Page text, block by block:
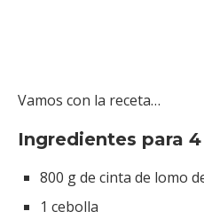
Vamos con la receta…
Ingredientes para
800 g de cinta de lomo
1 cebolla